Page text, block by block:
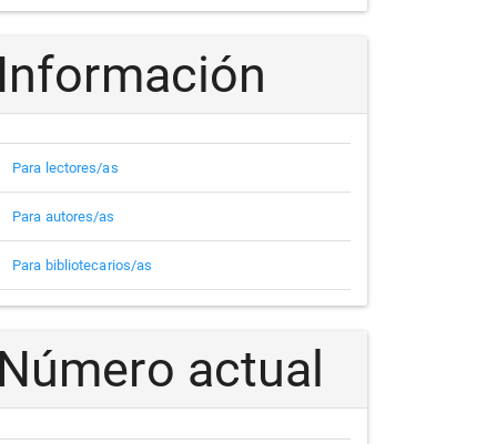
Información
Para lectores/as
Para autores/as
Para bibliotecarios/as
Número actual